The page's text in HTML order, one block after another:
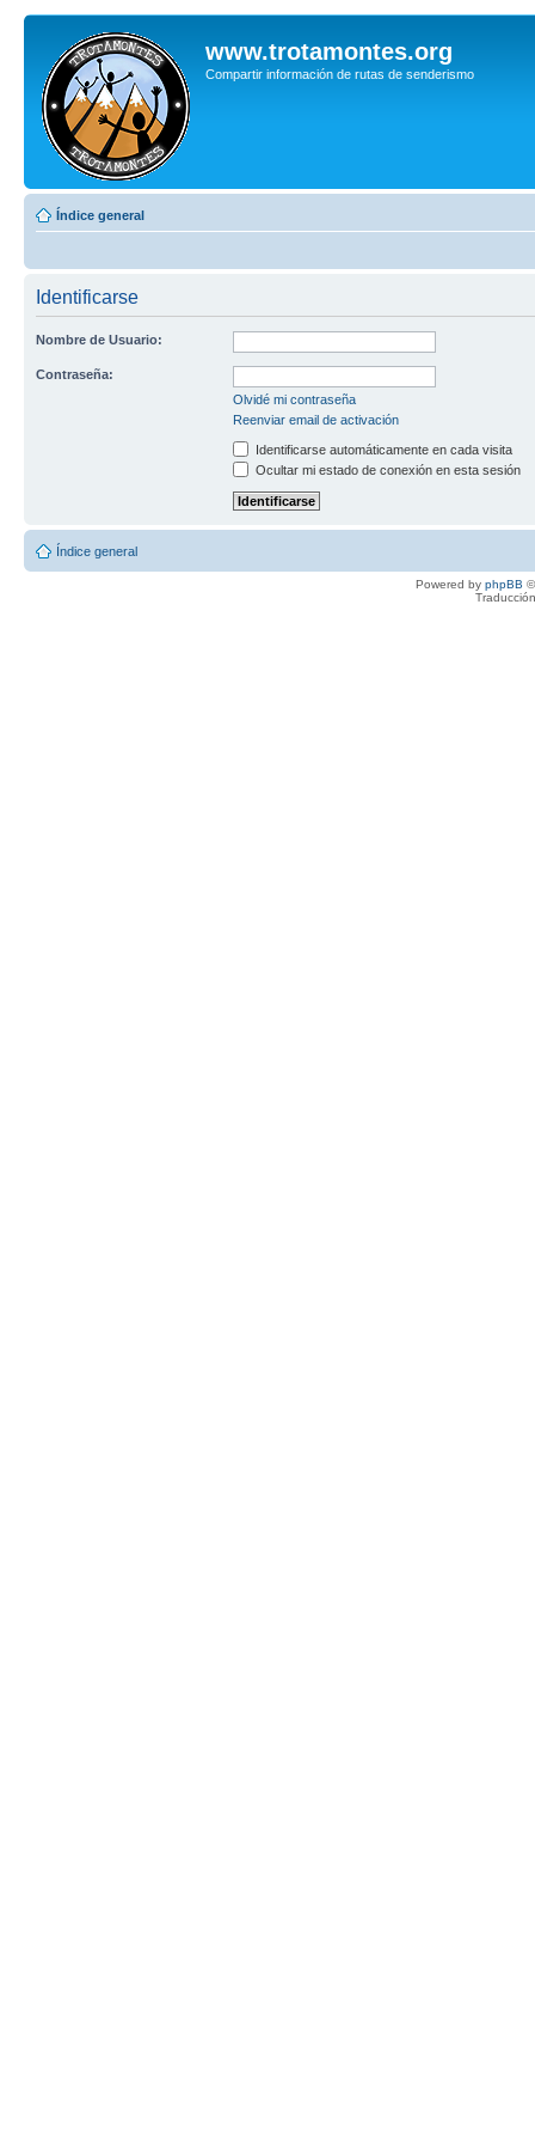
www.trotamontes.org
Compartir información de rutas de senderismo
Índice general
Identificarse
Nombre de Usuario:
Contraseña:
Olvidé mi contraseña
Reenviar email de activación
Identificarse automáticamente en cada visita
Ocultar mi estado de conexión en esta sesión
Índice general
Powered by phpBB